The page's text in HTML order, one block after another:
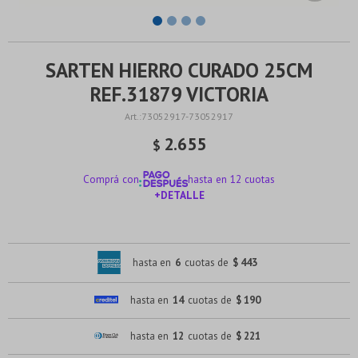
SARTEN HIERRO CURADO 25CM
REF.31879 VICTORIA
73052917-73052917
$ 2.655
Comprá con
hasta en 12 cuotas
+DETALLE
hasta en 6 cuotas de $ 443
hasta en 14 cuotas de $ 190
hasta en 12 cuotas de $ 221